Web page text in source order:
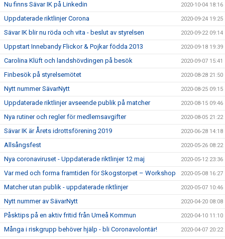
Nu finns Sävar IK på Linkedin 2020-10-04 18:16
Uppdaterade riktlinjer Corona 2020-09-24 19:25
Sävar IK blir nu röda och vita - beslut av styrelsen 2020-09-22 09:14
Uppstart Innebandy Flickor & Pojkar födda 2013 2020-09-18 19:39
Carolina Klüft och landshövdingen på besök 2020-09-07 15:41
Finbesök på styrelsemötet 2020-08-28 21:50
Nytt nummer SävarNytt 2020-08-25 09:15
Uppdaterade riktlinjer avseende publik på matcher 2020-08-15 09:46
Nya rutiner och regler för medlemsavgifter 2020-08-05 21:22
Sävar IK är Årets idrottsförening 2019 2020-06-28 14:18
Allsångsfest 2020-05-26 08:22
Nya coronaviruset - Uppdaterade riktlinjer 12 maj 2020-05-12 23:36
Var med och forma framtiden för Skogstorpet – Workshop 2020-05-08 16:27
Matcher utan publik - uppdaterade riktlinjer 2020-05-07 10:46
Nytt nummer av SävarNytt 2020-04-20 08:08
Påsktips på en aktiv fritid från Umeå Kommun 2020-04-10 11:10
Många i riskgrupp behöver hjälp - bli Coronavolontär! 2020-04-07 20:22